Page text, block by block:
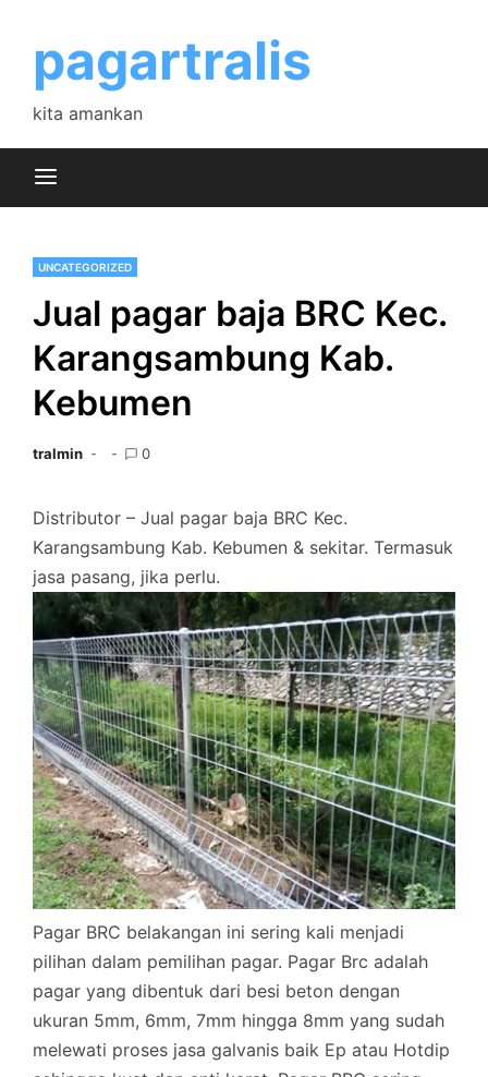
contentpagartralis
kita amankan
UNCATEGORIZED
Jual pagar baja BRC Kec.
Karangsambung Kab.
Kebumen
tralmin 0
Distributor – Jual pagar baja BRC Kec.
Karangsambung Kab. Kebumen & sekitar. Termasuk
jasa pasang, jika perlu.
Pagar BRC belakangan ini sering kali menjadi
pilihan dalam pemilihan pagar. Pagar Brc adalah
pagar yang dibentuk dari besi beton dengan
ukuran 5mm, 6mm, 7mm hingga 8mm yang sudah
melewati proses jasa galvanis baik Ep atau Hotdip